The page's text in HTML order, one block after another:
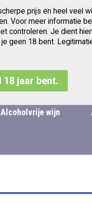
prijs en heel veel
Voor meer informatie
controleren. Je dient
geen 18 bent.
jaar bent.
Vintage Port
Alcoholvrije wijn